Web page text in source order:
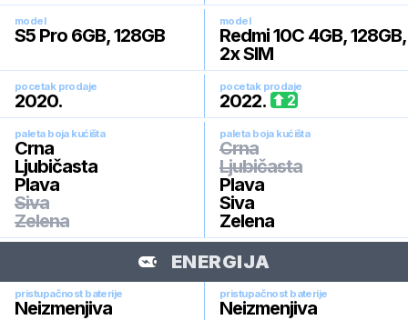
model
S5 Pro 6GB, 128GB
model
Redmi 10C 4GB, 128GB,
2x SIM
pocetak prodaje
2020.
pocetak prodaje
2022. 2
paleta boja kućišta
Crna
Ljubičasta
Plava
Siva
Zelena
paleta boja kućišta
Crna
Ljubičasta
Plava
Siva
Zelena
ENERGIJA
pristupačnost baterije
Neizmenjiva
pristupačnost baterije
Neizmenjiva